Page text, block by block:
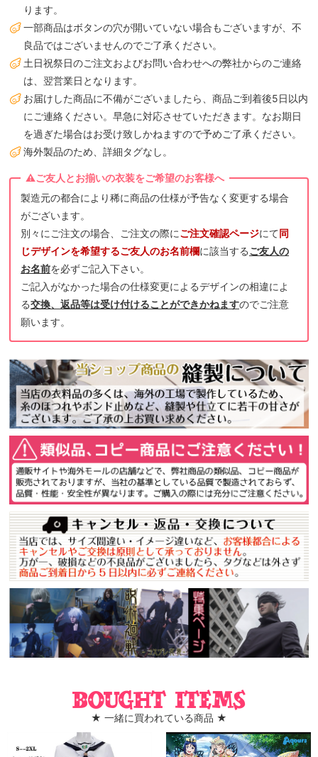
ります。
一部商品はボタンの穴が開いていない場合もございますが、不
良品ではございませんのでご了承ください。
土日祝祭日のご注文およびお問い合わせへの弊社からのご連絡
は、翌営業日となります。
お届けした商品に不備がございましたら、商品ご到着後5日以内
にご連絡ください。早急に対応させていただきます。なお期日
を過ぎた場合はお受け致しかねますので予めご了承ください。
海外製品のため、詳細タグなし。
製造元の都合により稀に商品の仕様が予告なく変更する場合
がございます。
別々にご注文の場合、ご注文の際にご注文確認ページにて同
じデザインを希望するご友人のお名前欄に該当するご友人の
お名前を必ずご記入下さい。
ご記入がなかった場合の仕様変更によるデザインの相違によ
る交換、返品等は受け付けることができかねますのでご注意
願います。
Bought items
★ 一緒に買われている商品 ★